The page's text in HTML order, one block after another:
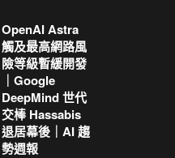
OpenAI Astra
觸及最高網路風
險等級暫緩開發
｜Google
DeepMind 世代
交棒 Hassabis
退居幕後｜AI 趨
勢週報